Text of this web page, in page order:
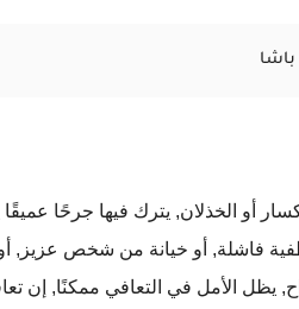
أو الخذلان, يترك فيها جرحًا
فاشلة, أو خيانة من شخص عزيز,
يظل الأمل في التعافي ممكنًا, إن